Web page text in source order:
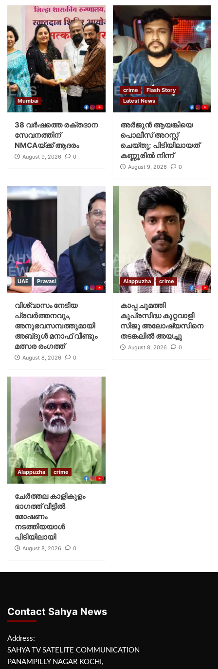
Mumbai
38 വർഷത്തെ രക്തദാന
സേവനത്തിന്
NMCAയ്ക്ക് ആദരം
August 9, 2026 0
crime
Flash Story
Latest News
അർജുൻ ആയങ്കിയെ
പൊലീസ് അറസ്റ്റ്
ചെയ്‌തു; പിടിയിലായത്
കണ്ണൂരിൽ നിന്ന്
August 9, 2026 0
UAE Pravasi
വിശ്വാസം നേടിയ
പ്രവർത്തനവും,
അനുഭവസമ്പത്തുമായി
അബ്‌ദുൾ മനാഫ് വീണ്ടും
മത്സര രംഗത്ത്
August 8, 2026 0
Alappuzha crime
കാപ്പ ചുമത്തി
കുപ്രസിദ്ധ കുറ്റവാളി
സിജു അലോഷ്യസിനെ
തടങ്കലിൽ അയച്ചു
August 8, 2026 0
Alappuzha crime
ചേർത്തല കാളികുളം
ഭാഗത്ത് വീട്ടിൽ
മോഷണം
നടത്തിയയാൾ
പിടിയിലായി
August 8, 2026 0
Contact Sahya News
Address:
SAHYA TV SATELITE COMMUNICATION
PANAMPILLY NAGAR KOCHI,